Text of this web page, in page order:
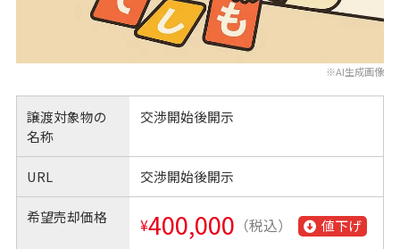
※AI生成画像
譲渡対象物の
名称
交渉開始後開示
URL 交渉開始後開示
希望売却価格 ¥400,000 （税込） 値下げ